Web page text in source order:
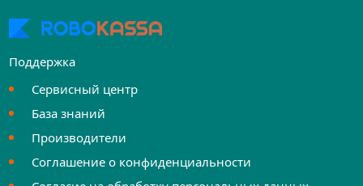
Поддержка
Сервисный центр
База знаний
Производители
Соглашение о конфиденциальности